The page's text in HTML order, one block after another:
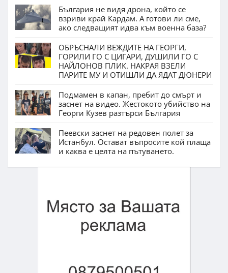
България не видя дрона, който се
взриви край Кардам. А готови ли сме,
ако следващият идва към военна база?
ОБРЪСНАЛИ ВЕЖДИТЕ НА ГЕОРГИ,
ГОРИЛИ ГО С ЦИГАРИ, ДУШИЛИ ГО С
НАЙЛОНОВ ПЛИК. НАКРАЯ ВЗЕЛИ
ПАРИТЕ МУ И ОТИШЛИ ДА ЯДАТ ДЮНЕРИ
Подмамен в капан, пребит до смърт и
заснет на видео. Жестокото убийство на
Георги Кузев разтърси България
Пеевски заснет на редовен полет за
Истанбул. Остават въпросите кой плаща
и каква е целта на пътуването.